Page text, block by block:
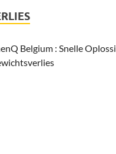
Belgium : Snelle